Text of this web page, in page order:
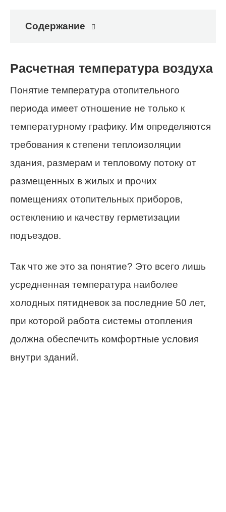
Содержание
Расчетная температура воздуха
Понятие температура отопительного
периода имеет отношение не только к
температурному графику. Им определяются
требования к степени теплоизоляции
здания, размерам и тепловому потоку от
размещенных в жилых и прочих
помещениях отопительных приборов,
остеклению и качеству герметизации
подъездов.
Так что же это за понятие? Это всего лишь
усредненная температура наиболее
холодных пятидневок за последние 50 лет,
при которой работа системы отопления
должна обеспечить комфортные условия
внутри зданий.